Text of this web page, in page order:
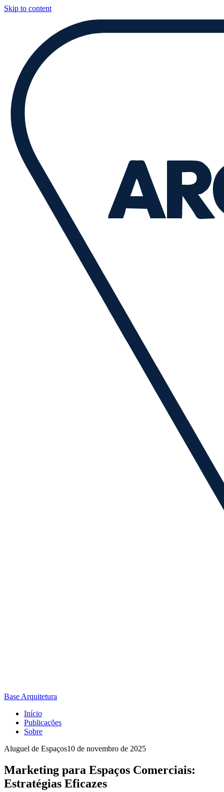
Skip to content
Base Arquitetura
Início
Publicações
Sobre
Aluguel de Espaços10 de novembro de 2025
Marketing para Espaços Comerciais:
Estratégias Eficazes